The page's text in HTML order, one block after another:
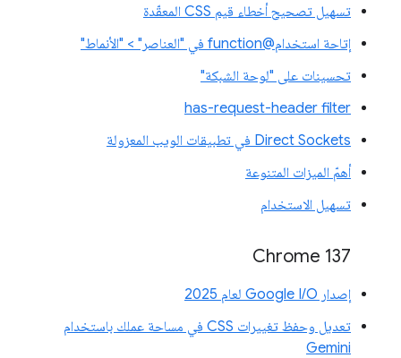
تسهيل تصحيح أخطاء قيم CSS المعقّدة
إتاحة استخدام@function في "العناصر" > "الأنماط"
تحسينات على "لوحة الشبكة"
has-request-header filter
Direct Sockets في تطبيقات الويب المعزولة
أهمّ الميزات المتنوعة
تسهيل الاستخدام
‫Chrome 137
إصدار Google I/O لعام 2025
تعديل وحفظ تغييرات CSS في مساحة عملك باستخدام
Gemini